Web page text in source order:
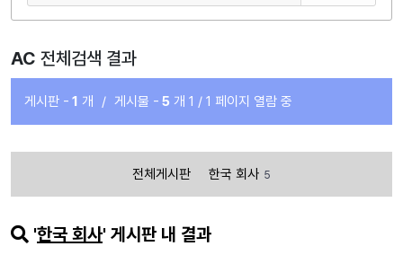
AC 전체검색 결과
게시판 - 1 개 / 게시물 - 5 개 1 / 1 페이지 열람 중
전체게시판 한국 회사 5
'한국 회사' 게시판 내 결과